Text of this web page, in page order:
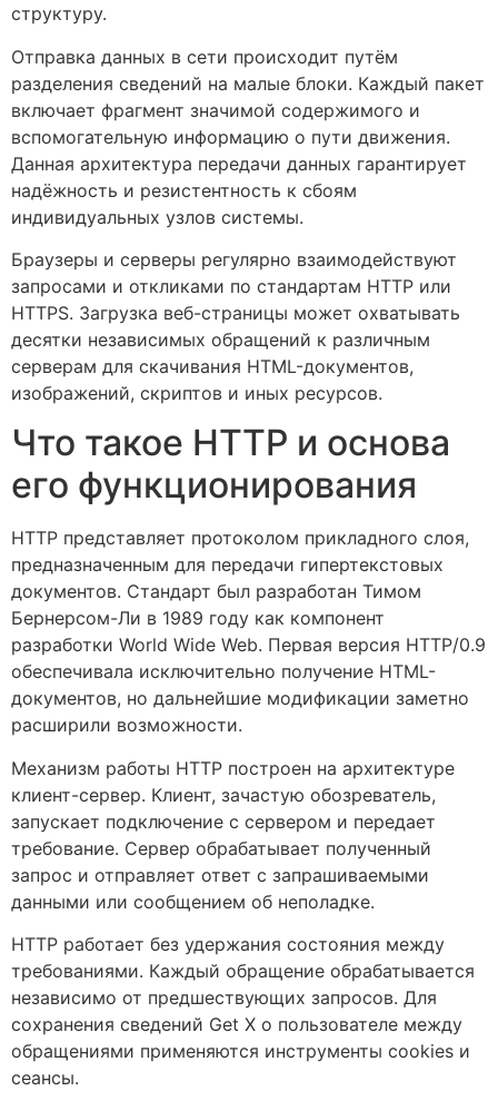
структуру.
Отправка данных в сети происходит путём
разделения сведений на малые блоки. Каждый пакет
включает фрагмент значимой содержимого и
вспомогательную информацию о пути движения.
Данная архитектура передачи данных гарантирует
надёжность и резистентность к сбоям
индивидуальных узлов системы.
Браузеры и серверы регулярно взаимодействуют
запросами и откликами по стандартам HTTP или
HTTPS. Загрузка веб-страницы может охватывать
десятки независимых обращений к различным
серверам для скачивания HTML-документов,
изображений, скриптов и иных ресурсов.
Что такое HTTP и основа
его функционирования
HTTP представляет протоколом прикладного слоя,
предназначенным для передачи гипертекстовых
документов. Стандарт был разработан Тимом
Бернерсом-Ли в 1989 году как компонент
разработки World Wide Web. Первая версия HTTP/0.9
обеспечивала исключительно получение HTML-
документов, но дальнейшие модификации заметно
расширили возможности.
Механизм работы HTTP построен на архитектуре
клиент-сервер. Клиент, зачастую обозреватель,
запускает подключение с сервером и передает
требование. Сервер обрабатывает полученный
запрос и отправляет ответ с запрашиваемыми
данными или сообщением об неполадке.
HTTP работает без удержания состояния между
требованиями. Каждый обращение обрабатывается
независимо от предшествующих запросов. Для
сохранения сведений Get X о пользователе между
обращениями применяются инструменты cookies и
сеансы.